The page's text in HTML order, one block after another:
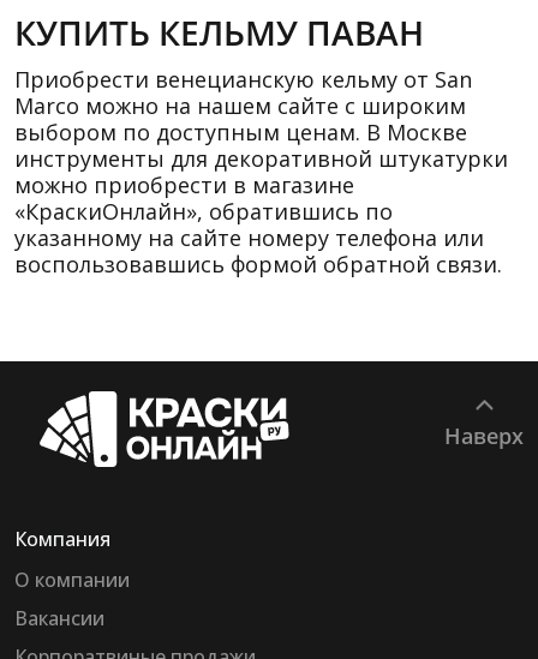
КУПИТЬ КЕЛЬМУ ПАВАН
Приобрести венецианскую кельму от San
Marco можно на нашем сайте с широким
выбором по доступным ценам. В Москве
инструменты для декоративной штукатурки
можно приобрести в магазине
«КраскиОнлайн», обратившись по
указанному на сайте номеру телефона или
воспользовавшись формой обратной связи.
Наверх
Компания
О компании
Вакансии